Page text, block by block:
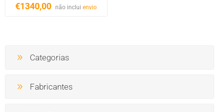
€1340,00 não incluienvio
Categorias
Fabricantes